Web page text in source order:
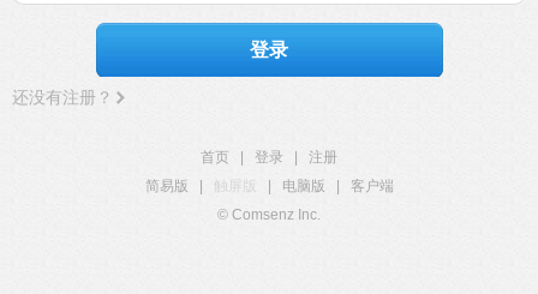
登录
还没有注册？
首页 登录
注册
简易版
触屏版 电脑版
客户端
© Comsenz Inc.